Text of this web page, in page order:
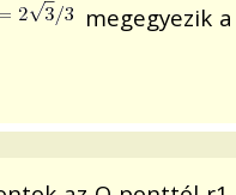
megegyezik